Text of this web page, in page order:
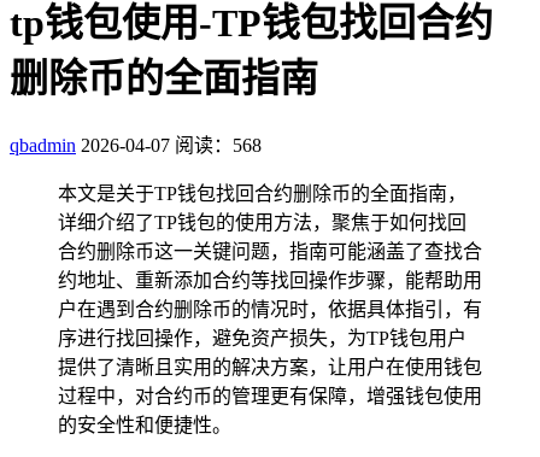
tp钱包使用-TP钱包找回合约
删除币的全面指南
qbadmin 2026-04-07 阅读：568
本文是关于TP钱包找回合约删除币的全面指南，
详细介绍了TP钱包的使用方法，聚焦于如何找回
合约删除币这一关键问题，指南可能涵盖了查找合
约地址、重新添加合约等找回操作步骤，能帮助用
户在遇到合约删除币的情况时，依据具体指引，有
序进行找回操作，避免资产损失，为TP钱包用户
提供了清晰且实用的解决方案，让用户在使用钱包
过程中，对合约币的管理更有保障，增强钱包使用
的安全性和便捷性。